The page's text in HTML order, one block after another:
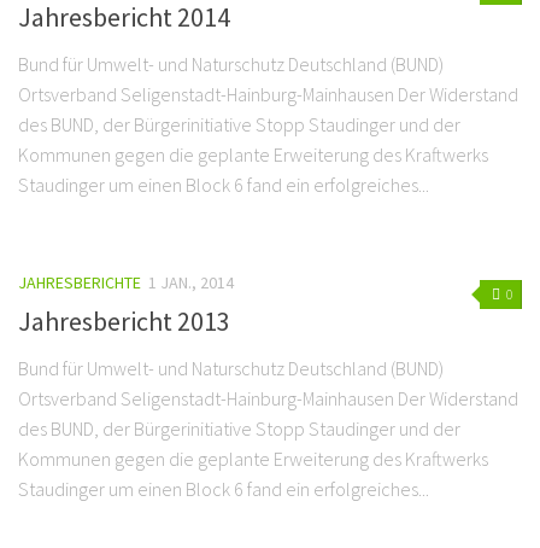
Jahresbericht 2014
Bund für Umwelt- und Naturschutz Deutschland (BUND)
Ortsverband Seligenstadt-Hainburg-Mainhausen Der Widerstand
des BUND, der Bürgerinitiative Stopp Staudinger und der
Kommunen gegen die geplante Erweiterung des Kraftwerks
Staudinger um einen Block 6 fand ein erfolgreiches...
0
JAHRESBERICHTE 1 JAN., 2014
Jahresbericht 2013
Bund für Umwelt- und Naturschutz Deutschland (BUND)
Ortsverband Seligenstadt-Hainburg-Mainhausen Der Widerstand
des BUND, der Bürgerinitiative Stopp Staudinger und der
Kommunen gegen die geplante Erweiterung des Kraftwerks
Staudinger um einen Block 6 fand ein erfolgreiches...